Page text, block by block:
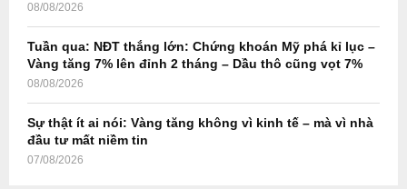
08/08/2026
Tuần qua: NĐT thắng lớn: Chứng khoán Mỹ phá kỉ lục –
Vàng tăng 7% lên đỉnh 2 tháng – Dầu thô cũng vọt 7%
08/08/2026
Sự thật ít ai nói: Vàng tăng không vì kinh tế – mà vì nhà
đầu tư mất niềm tin
07/08/2026